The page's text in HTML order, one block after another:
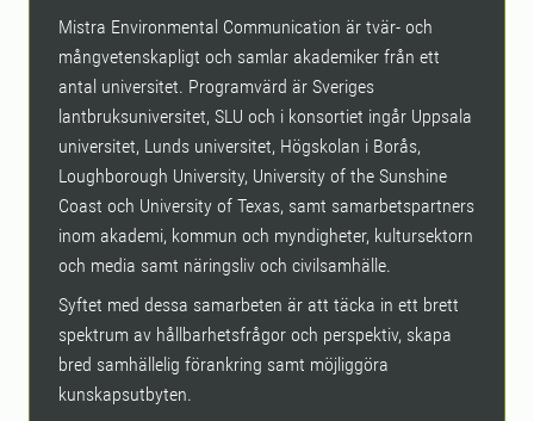
Mistra Environmental Communication är tvär- och
mångvetenskapligt och samlar akademiker från ett
antal universitet. Programvärd är Sveriges
lantbruksuniversitet, SLU och i konsortiet ingår Uppsala
universitet, Lunds universitet, Högskolan i Borås,
Loughborough University, University of the Sunshine
Coast och University of Texas, samt samarbetspartners
inom akademi, kommun och myndigheter, kultursektorn
och media samt näringsliv och civilsamhälle.
Syftet med dessa samarbeten är att täcka in ett brett
spektrum av hållbarhetsfrågor och perspektiv, skapa
bred samhällelig förankring samt möjliggöra
kunskapsutbyten.